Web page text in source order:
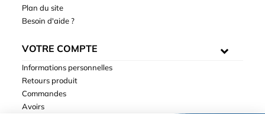
Plan du site
Besoin d'aide ?
VOTRE COMPTE
Informations personnelles
Retours produit
Commandes
Avoirs